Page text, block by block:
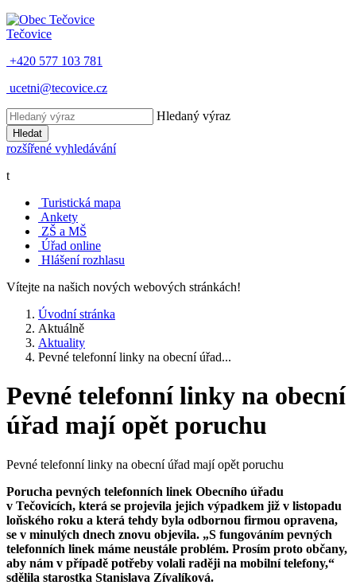
Tečovice
+420 577 103 781
ucetni@tecovice.cz
Hledaný výraz
Hledat
rozšířené vyhledávání
t
Turistická mapa
Ankety
ZŠ a MŠ
Úřad online
Hlášení rozhlasu
Vítejte na našich nových webových stránkách!
Úvodní stránka
Aktuálně
Aktuality
Pevné telefonní linky na obecní úřad...
Pevné telefonní linky na obecní
úřad mají opět poruchu
Pevné telefonní linky na obecní úřad mají opět poruchu
Porucha pevných telefonních linek Obecního úřadu
v Tečovicích, která se projevila jejich výpadkem již v listopadu
loňského roku a která tehdy byla odbornou firmou opravena,
se v minulých dnech znovu objevila. „S fungováním pevných
telefonních linek máme neustále problém. Prosím proto občany,
aby nám v případě potřeby volali raději na mobilní telefony,“
sdělila starostka Stanislava Zívalíková.